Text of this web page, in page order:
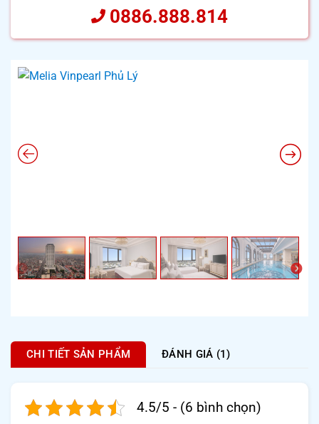
0886.888.814
CHI TIẾT SẢN PHẨM ĐÁNH GIÁ (1)
4.5/5 - (6 bình chọn)